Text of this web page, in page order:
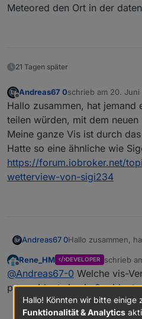
Meteored den Ort in der
21 Tagen später
Offline
Andreas67 0schrieb am 20. Juni
zuletzt editiert von
Hallo zusammen, hat jemand
teilen würden, mit dem neuen
Meine ganze Vis ist durch
Hatte so eine ähnliche wie
https://forum.iobroker.net/
wetterview-von-sigi234
Andreas67 0Hallo zusammen,
Adapter?
Meine ganze Vis
Hatte so eine
https://
wetterview-von-
Offline
Rene_HM DEVELOPER schrieb
zuletzt
@Andreas67-0 Welche vis-
paar widgets invis-2-
Hallo! Könnten wir bitte einige
Funktionalität & Analytics